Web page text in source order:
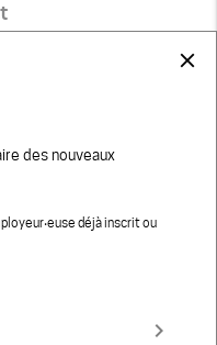
close
des nouveaux
déjà inscrit ou
keyboard_arrow_right